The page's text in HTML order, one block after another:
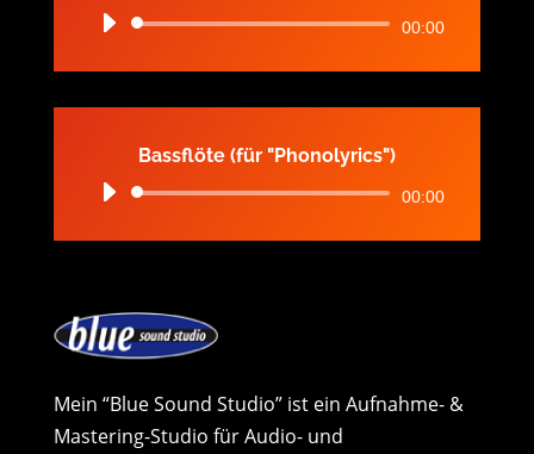
Audio-
00:00
Bassflöte (für "Phonolyrics")
Audio-
00:00
Mein “Blue Sound Studio” ist ein Aufnahme- &
Mastering-Studio für Audio- und